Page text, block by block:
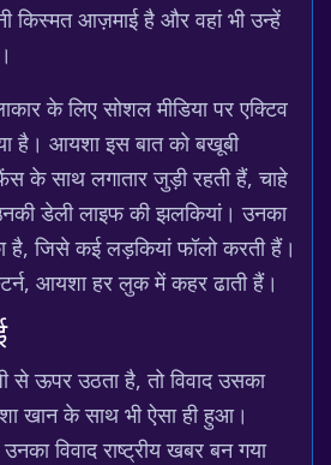
किस्मत आज़माई है और वहां भी उन्हें
के लिए सोशल मीडिया पर एक्टिव
है। आयशा इस बात को बखूबी
के साथ लगातार जुड़ी रहती हैं, चाहे
डेली लाइफ की झलकियां। उनका
जिसे कई लड़कियां फॉलो करती हैं।
आयशा हर लुक में कहर ढाती हैं।
से ऊपर उठता है, तो विवाद उसका
खान के साथ भी ऐसा ही हुआ।
विवाद राष्ट्रीय खबर बन गया